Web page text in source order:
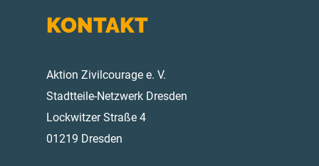
KONTAKT
Aktion Zivilcourage e. V.
Stadtteile-Netzwerk Dresden
Lockwitzer Straße 4
01219 Dresden